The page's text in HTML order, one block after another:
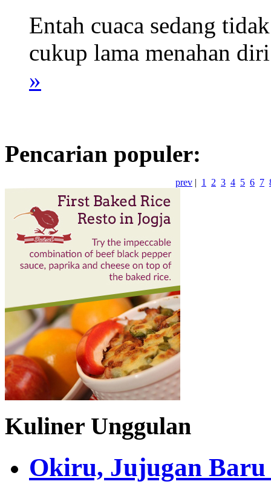
Entah cuaca sedang
cukup lama menahan
»
Pencarian populer:
prev | 1 2 3 4 5 6 7
Kuliner Unggulan
Okiru, Jujugan Baru